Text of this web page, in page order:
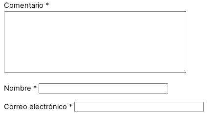
Comentario *
Nombre *
Correo electrónico *